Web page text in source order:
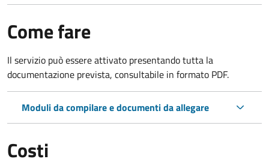
Come fare
Il servizio può essere attivato presentando tutta la
documentazione prevista, consultabile in formato PDF.
Moduli da compilare e documenti da allegare
Costi